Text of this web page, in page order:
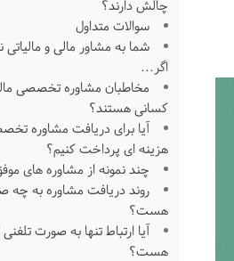
چالش دارند؟
سوالات متداول
شما به مشاور مالی و مالیاتی
اگر...
مخاطبان مشاوره تخصصی
کسانی هستند؟
آیا برای دریافت مشاوره
هزینه ای پرداخت کنیم؟
چند نمونه از مشاوره های
روند دریافت مشاوره به چه
هست؟
آیا ارتباط تنها به صورت تلفنی
هست؟